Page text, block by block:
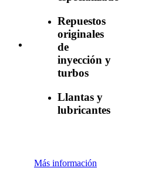
Repuestos
originales
de
inyección y
turbos
Llantas y
lubricantes
Más información